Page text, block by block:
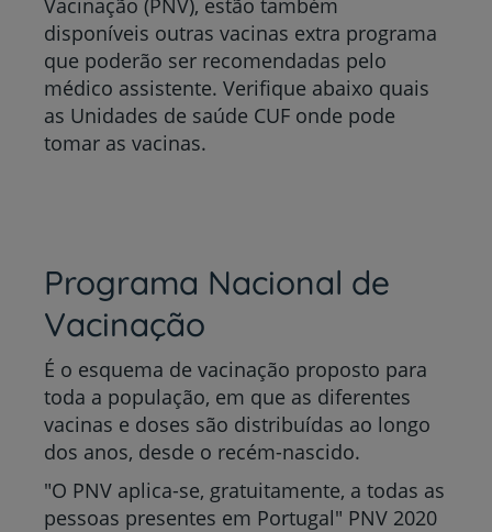
Vacinação (PNV), estão também
disponíveis outras vacinas extra programa
que poderão ser recomendadas pelo
médico assistente. Verifique abaixo quais
as Unidades de saúde CUF onde pode
tomar as vacinas.
Programa Nacional de
Vacinação
É o esquema de vacinação proposto para
toda a população, em que as diferentes
vacinas e doses são distribuídas ao longo
dos anos, desde o recém-nascido.
"O PNV aplica-se, gratuitamente, a todas as
pessoas presentes em Portugal" PNV 2020